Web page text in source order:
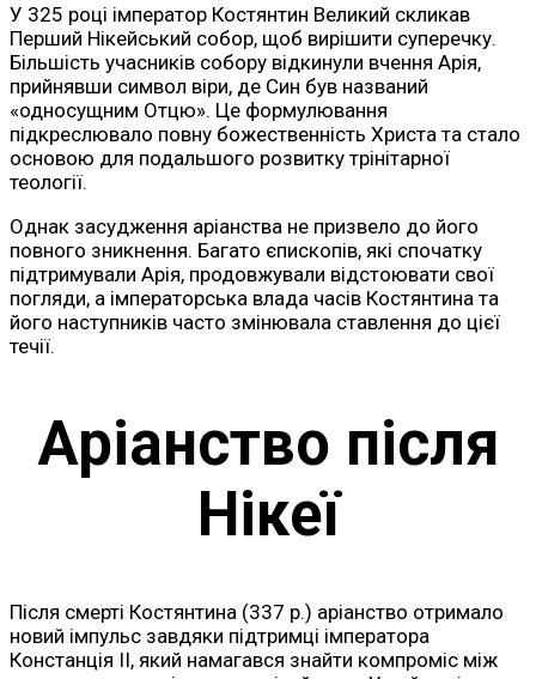
У 325 році імператор Костянтин Великий скликав
Перший Нікейський собор, щоб вирішити суперечку.
Більшість учасників собору відкинули вчення Арія,
прийнявши символ віри, де Син був названий
«односущним Отцю». Це формулювання
підкреслювало повну божественність Христа та стало
основою для подальшого розвитку трінітарної
теології.
Однак засудження аріанства не призвело до його
повного зникнення. Багато єпископів, які спочатку
підтримували Арія, продовжували відстоювати свої
погляди, а імператорська влада часів Костянтина та
його наступників часто змінювала ставлення до цієї
течії.
Аріанство після
Нікеї
Після смерті Костянтина (337 р.) аріанство отримало
новий імпульс завдяки підтримці імператора
Констанція II, який намагався знайти компроміс між